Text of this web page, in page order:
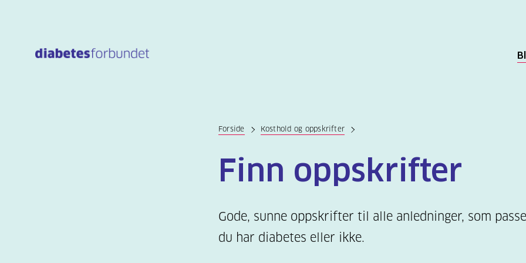
Forside Kosthold og oppskrifter
Finn oppskrifter
Gode, sunne oppskrifter til alle anledninger, som
du har diabetes eller ikke.